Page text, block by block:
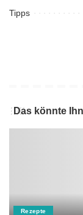
Tipps
Das könnte
Rezepte